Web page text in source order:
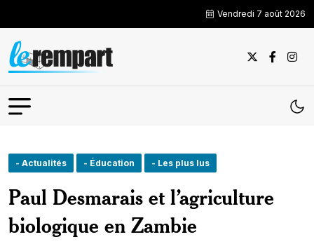
Vendredi 7 août 2026
- Actualités - Éducation - Les plus lus
Paul Desmarais et l’agriculture
biologique en Zambie